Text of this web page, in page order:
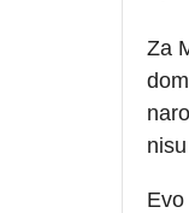
Za